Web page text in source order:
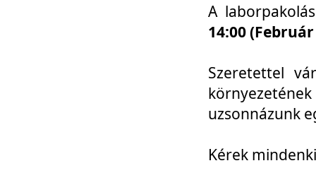
A
14:00
Szeretettel
uzsonnázunk
Kérek